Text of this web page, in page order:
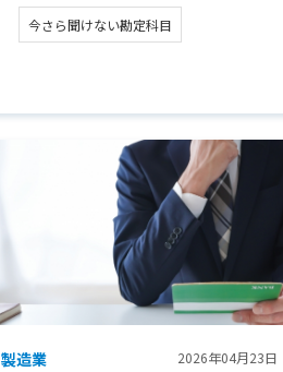
今さら聞けない勘定科目
製造業 2026年04月23日